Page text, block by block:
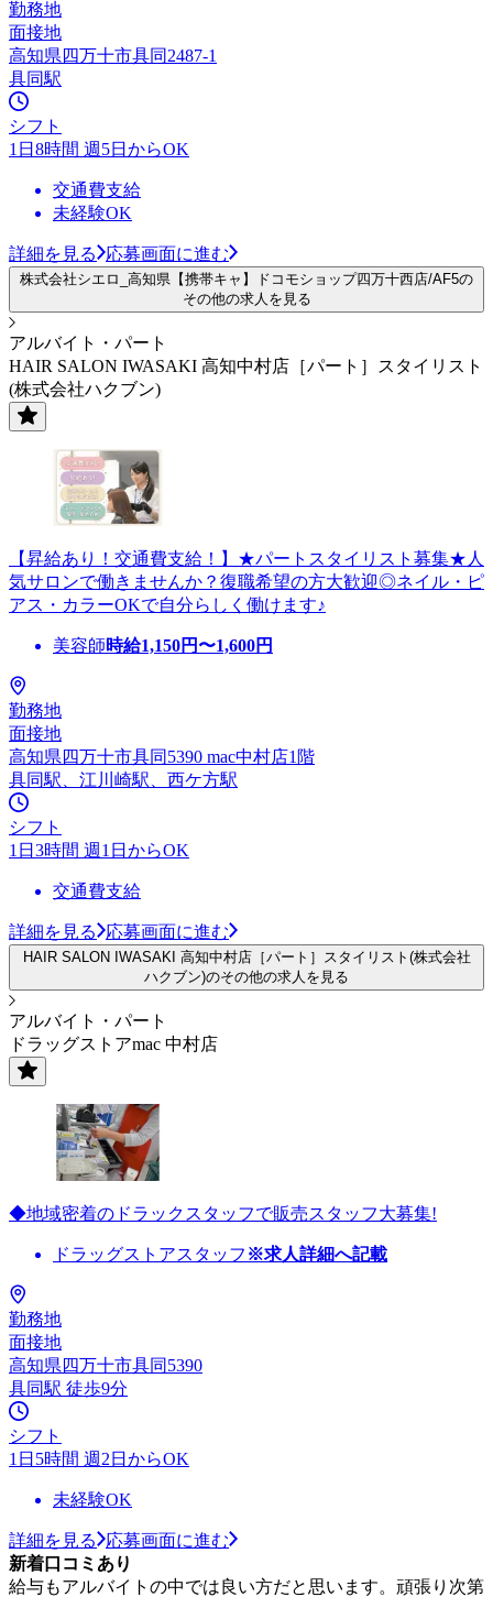
勤務地
面接地
高知県四万十市具同2487-1
具同駅
シフト
1日8時間 週5日からOK
交通費支給
未経験OK
詳細を見る 応募画面に進む
株式会社シエロ_高知県【携帯キャ】ドコモショップ四万十西店/AF5の
その他の求人を見る
アルバイト・パート
HAIR SALON IWASAKI 高知中村店［パート］スタイリスト
(株式会社ハクブン)
【昇給あり！交通費支給！】★パートスタイリスト募集★人
気サロンで働きませんか？復職希望の方大歓迎◎ネイル・ピ
アス・カラーOKで自分らしく働けます♪
美容師時給1,150円〜1,600円
勤務地
面接地
高知県四万十市具同5390 mac中村店1階
具同駅、江川崎駅、西ケ方駅
シフト
1日3時間 週1日からOK
交通費支給
詳細を見る 応募画面に進む
HAIR SALON IWASAKI 高知中村店［パート］スタイリスト(株式会社
ハクブン)のその他の求人を見る
アルバイト・パート
ドラッグストアmac 中村店
◆地域密着のドラックスタッフで販売スタッフ大募集!
ドラッグストアスタッフ ※求人詳細へ記載
勤務地
面接地
高知県四万十市具同5390
具同駅 徒歩9分
シフト
1日5時間 週2日からOK
未経験OK
詳細を見る
応募画面に進む
新着口コミあり
給与もアルバイトの中では良い方だと思います。頑張り次第